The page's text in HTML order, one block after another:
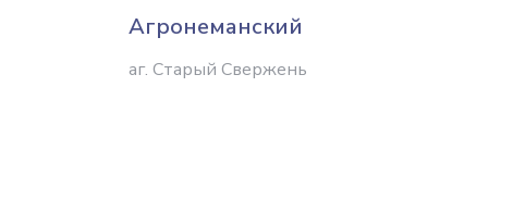
Агронеманский
аг. Старый Свержень